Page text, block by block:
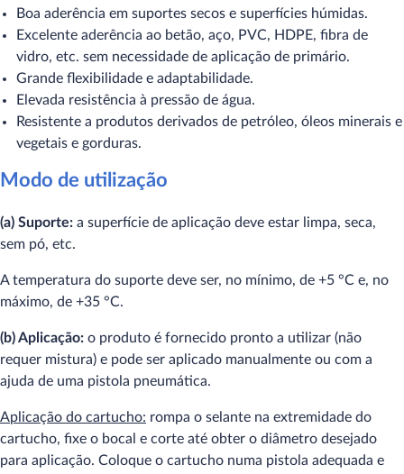
Boa aderência em suportes secos e superfícies húmidas.
Excelente aderência ao betão, aço, PVC, HDPE, fibra de
vidro, etc. sem necessidade de aplicação de primário.
Grande flexibilidade e adaptabilidade.
Elevada resistência à pressão de água.
Resistente a produtos derivados de petróleo, óleos minerais e
vegetais e gorduras.
Modo de utilização
(a) Suporte: a superfície de aplicação deve estar limpa, seca,
sem pó, etc.
A temperatura do suporte deve ser, no mínimo, de +5 °C e, no
máximo, de +35 °C.
(b) Aplicação: o produto é fornecido pronto a utilizar (não
requer mistura) e pode ser aplicado manualmente ou com a
ajuda de uma pistola pneumática.
Aplicação do cartucho: rompa o selante na extremidade do
cartucho, fixe o bocal e corte até obter o diâmetro desejado
para aplicação. Coloque o cartucho numa pistola adequada e